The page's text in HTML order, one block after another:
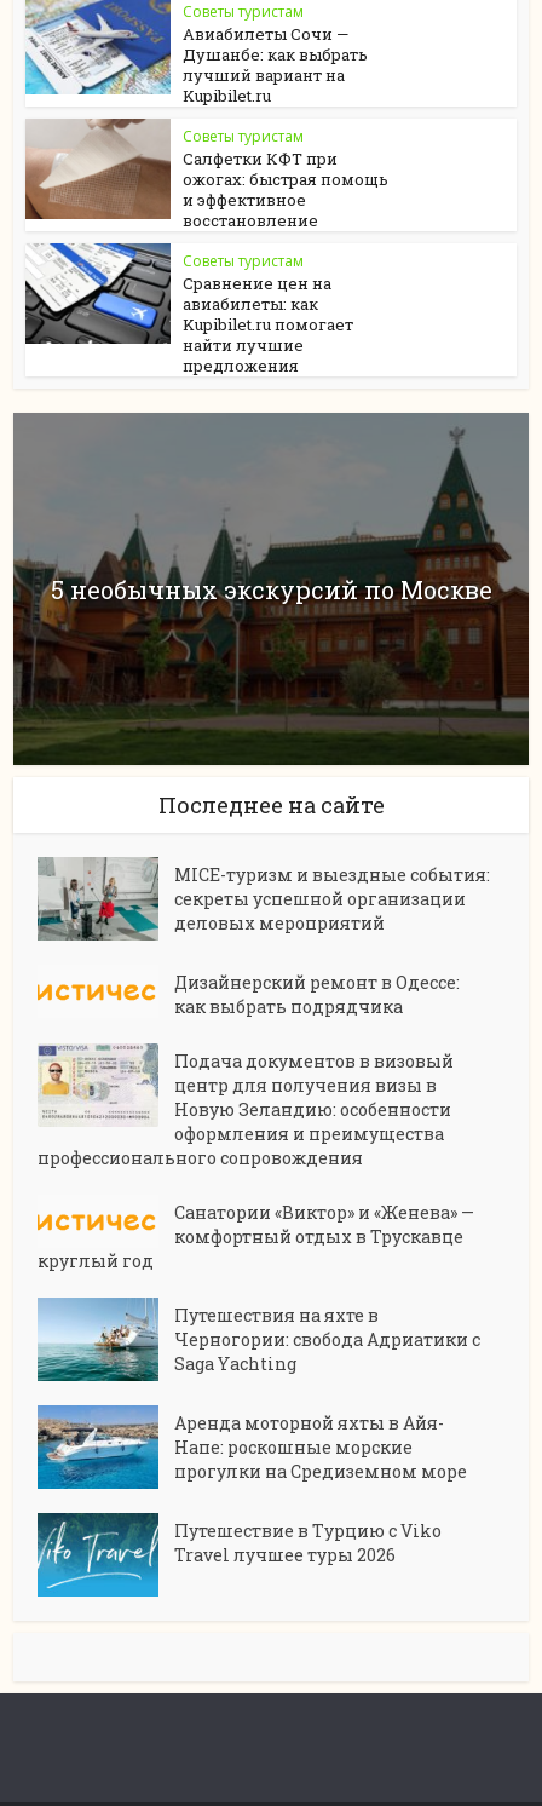
Советы туристам
Авиабилеты Сочи —
Душанбе: как выбрать
лучший вариант на
Kupibilet.ru
Советы туристам
Салфетки КФТ при
ожогах: быстрая помощь
и эффективное
восстановление
Советы туристам
Сравнение цен на
авиабилеты: как
Kupibilet.ru помогает
найти лучшие
предложения
5 необычных экскурсий по Москве
Последнее на сайте
MICE-туризм и выездные события:
секреты успешной организации
деловых мероприятий
Дизайнерский ремонт в Одессе:
как выбрать подрядчика
Подача документов в визовый
центр для получения визы в
Новую Зеландию: особенности
оформления и преимущества
профессионального сопровождения
Санатории «Виктор» и «Женева» —
комфортный отдых в Трускавце
круглый год
Путешествия на яхте в
Черногории: свобода Адриатики с
Saga Yachting
Аренда моторной яхты в Айя-
Напе: роскошные морские
прогулки на Средиземном море
Путешествие в Турцию с Viko
Travel лучшее туры 2026